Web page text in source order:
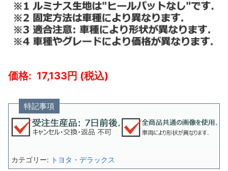
17,133
特記事項
カテゴリー: トヨタ・デラックス